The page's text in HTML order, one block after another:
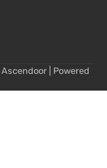
Ascendoor| Powered